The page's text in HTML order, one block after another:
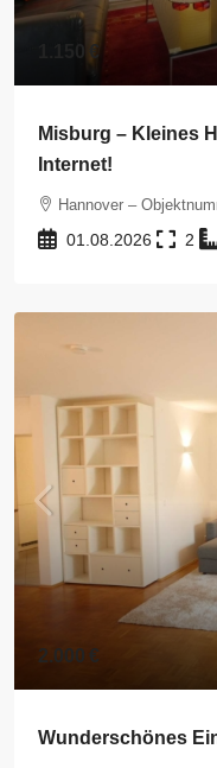
1.150 €
Misburg – Kleines
Internet!
Hannover –
01.08.2026 2
2.000 €
Wunderschönes